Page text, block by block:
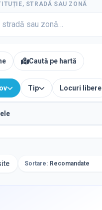
STRADĂ SAU ZONĂ
Caută pe hartă
Tip Locuri libere
Sortare: